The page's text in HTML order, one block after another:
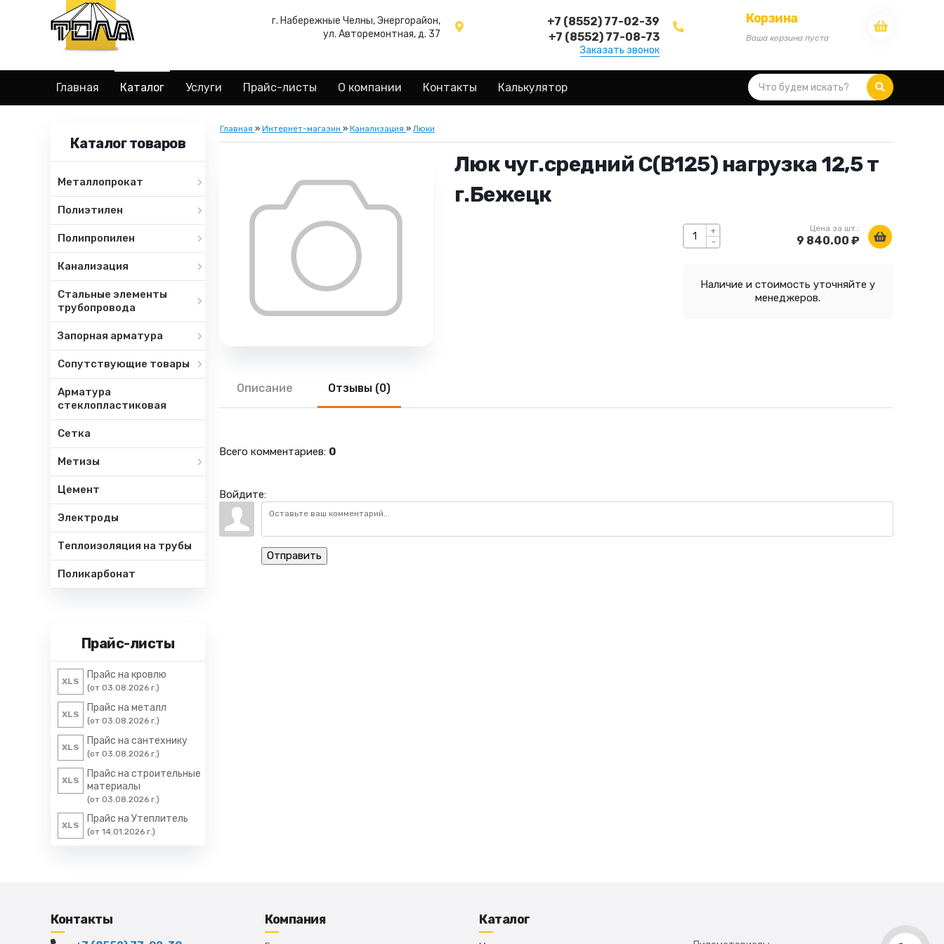
г. Набережные Челны, Энергорайон,
ул. Авторемонтная, д. 37
+7 (8552) 77-02-39
+7 (8552) 77-08-73
Заказать звонок
Корзина
Ваша корзина пуста
Главная Каталог Услуги Прайс-листы О компании Контакты Калькулятор
Каталог товаров
Металлопрокат
Полиэтилен
Полипропилен
Канализация
Стальные элементы
трубопровода
Запорная арматура
Сопутствующие товары
Арматура
стеклопластиковая
Сетка
Метизы
Цемент
Электроды
Теплоизоляция на трубы
Поликарбонат
Прайс-листы
XLS
Прайс на кровлю
(от 03.08.2026 г.)
XLS
Прайс на металл
(от 03.08.2026 г.)
XLS
Прайс на сантехнику
(от 03.08.2026 г.)
XLS
Прайс на строительные
материалы
(от 03.08.2026 г.)
XLS
Прайс на Утеплитель
(от 14.01.2026 г.)
Главная » Интернет-магазин » Канализация » Люки
Люк чуг.средний С(В125) нагрузка 12,5 т
г.Бежецк
-
+ Цена за шт.:
9 840.00 ₽
Наличие и стоимость уточняйте у
менеджеров.
Описание Отзывы (0)
Всего комментариев: 0
Войдите:
Отправить
Контакты Компания Каталог